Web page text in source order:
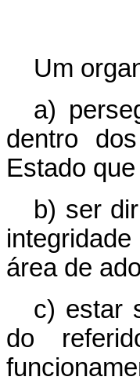
Um
a)
dentro
Estado
b) ser
área de
c) estar
do